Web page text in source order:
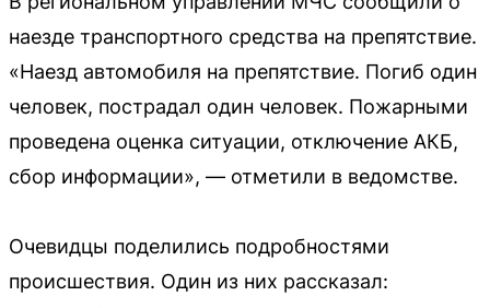
наезде транспортного средства на препятствие.
«Наезд автомобиля на препятствие. Погиб один
человек, пострадал один человек. Пожарными
проведена оценка ситуации, отключение АКБ,
сбор информации», — отметили в ведомстве.
Очевидцы поделились подробностями
происшествия. Один из них рассказал: